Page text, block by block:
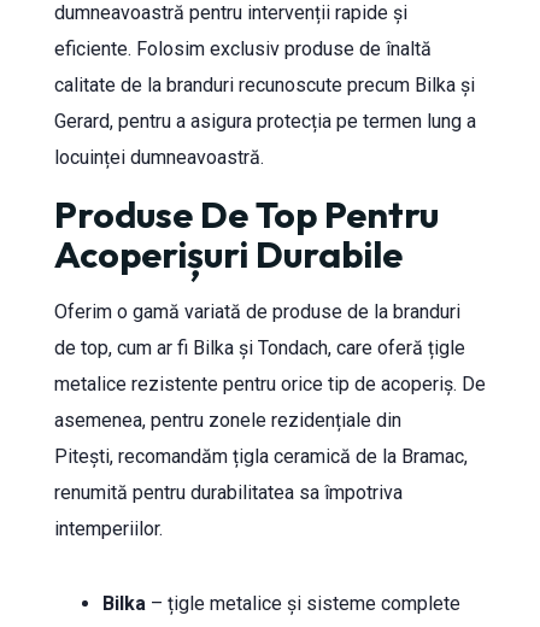
dumneavoastră pentru intervenții rapide și
eficiente. Folosim exclusiv produse de înaltă
calitate de la branduri recunoscute precum Bilka și
Gerard, pentru a asigura protecția pe termen lung a
locuinței dumneavoastră.
Produse De Top Pentru
Acoperișuri Durabile
Oferim o gamă variată de produse de la branduri
de top, cum ar fi Bilka și Tondach, care oferă țigle
metalice rezistente pentru orice tip de acoperiș. De
asemenea, pentru zonele rezidențiale din
Pitești, recomandăm țigla ceramică de la Bramac,
renumită pentru durabilitatea sa împotriva
intemperiilor.
Bilka– țigle metalice și sisteme complete